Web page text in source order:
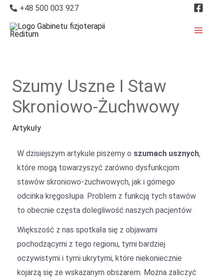
+48 500 003 927
Szumy Uszne I Staw
Skroniowo-Żuchwowy
Artykuły
W dzisiejszym artykule piszemy o szumach usznych,
które mogą towarzyszyć zarówno dysfunkcjom
stawów skroniowo-żuchwowych, jak i górnego
odcinka kręgosłupa. Problem z funkcją tych stawów
to obecnie częsta dolegliwość naszych pacjentów.
Większość z nas spotkała się z objawami
pochodzącymi z tego regionu, tymi bardziej
oczywistymi i tymi ukrytymi, które niekoniecznie
kojarzą się ze wskazanym obszarem. Można zaliczyć